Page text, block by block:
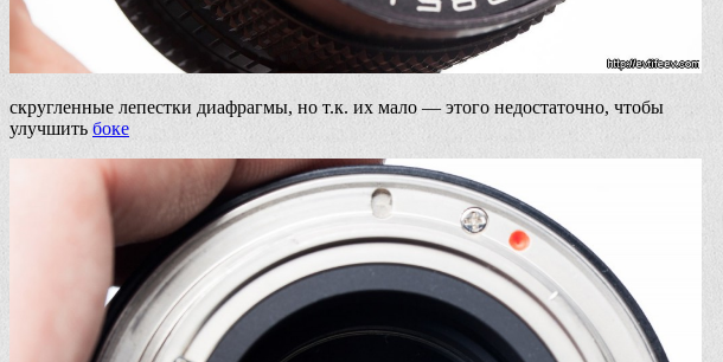
скругленные лепестки диафрагмы, но т.к. их мало — этого недостаточно, чтобы
улучшить боке